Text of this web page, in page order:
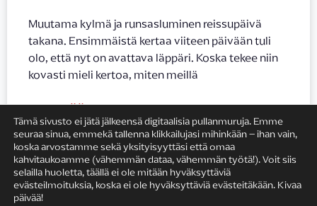
Muutama kylmä ja runsasluminen reissupäivä
takana. Ensimmäistä kertaa viiteen päivään tuli
olo, että nyt on avattava läppäri. Koska tekee niin
kovasti mieli kertoa, miten meillä
LUE LISÄÄ »
27.12.2017
Tämä sivusto ei jätä jälkeensä digitaalisia pullanmuruja. Emme
seuraa sinua, emmekä tallenna klikkailujasi mihinkään – ihan vain,
koska arvostamme sekä yksityisyyttäsi että omaa
kahvitaukoamme (vähemmän dataa, vähemmän työtä!). Voit siis
selailla huoletta, täällä ei ole mitään hyväksyttäviä
evästeilmoituksia, koska ei ole hyväksyttäviä evästeitäkään. Kivaa
päivää!